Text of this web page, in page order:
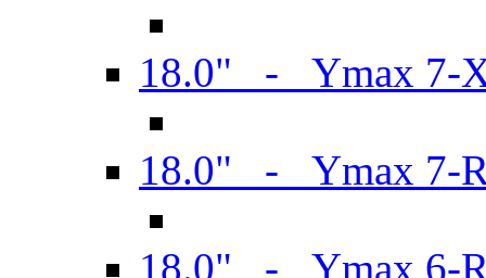
18.0" - Ymax 7-
18.0" - Ymax 7-
18.0" - Ymax 6-